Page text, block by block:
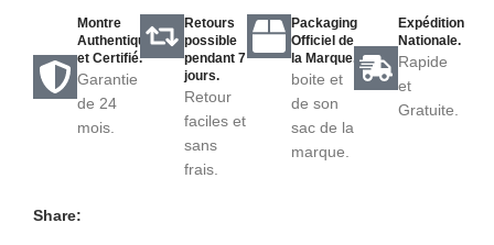
Montre
Authentique
et Certifié.
Garantie
de 24
mois.
Retours
possible
pendant 7
jours.
Retour
faciles et
sans
frais.
Packaging
Officiel de
la Marque.
boite et
de son
sac de la
marque.
Expédition
Nationale.
Rapide
et
Gratuite.
Share: